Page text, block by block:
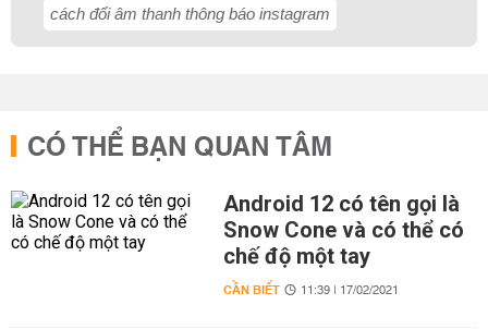
cách đổi âm thanh thông báo instagram
CÓ THỂ BẠN QUAN TÂM
Android 12 có tên gọi là
Snow Cone và có thể có
chế độ một tay
CẦN BIẾT 11:39 | 17/02/2021